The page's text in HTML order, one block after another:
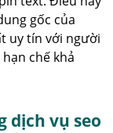
gốc của
uy tín với người
chế khả
dịch vụ seo